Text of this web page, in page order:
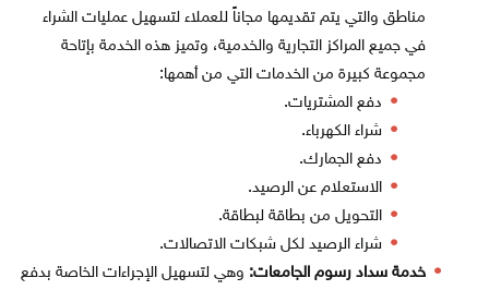
مناطق والتي يتم تقديمها مجاناً للعملاء لتسهيل عمليات الشراء
في جميع المراكز التجارية والخدمية، وتميز هذه الخدمة بإتاحة
مجموعة كبيرة من الخدمات التي من أهمها:
دفع المشتريات.
شراء الكهرباء.
دفع الجمارك.
الاستعلام عن الرصيد.
التحويل من بطاقة لبطاقة.
شراء الرصيد لكل شبكات الاتصالات.
خدمة سداد رسوم الجامعات: وهي لتسهيل الإجراءات الخاصة بدفع